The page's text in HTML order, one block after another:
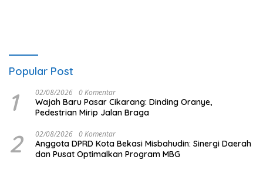
Popular Post
1 02/08/2026 0 Komentar
Wajah Baru Pasar Cikarang: Dinding Oranye,
Pedestrian Mirip Jalan Braga
2 02/08/2026 0 Komentar
Anggota DPRD Kota Bekasi Misbahudin: Sinergi Daerah
dan Pusat Optimalkan Program MBG